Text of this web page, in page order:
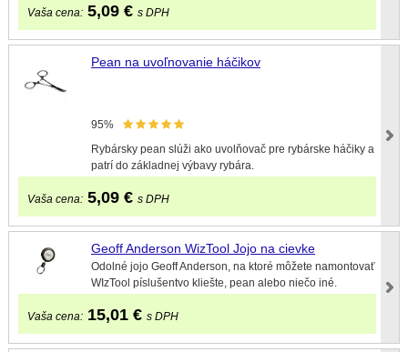
Vaša cena: 5,09 € s DPH
Pean na uvoľnovanie háčikov
95%
Rybársky pean slúži ako uvolňovač pre rybárske háčiky a
patrí do základnej výbavy rybára.
Vaša cena: 5,09 € s DPH
Geoff Anderson WizTool Jojo na cievke
Odolné jojo Geoff Anderson, na ktoré môžete namontovať
WIzTool píslušentvo kliešte, pean alebo niečo iné.
Vaša cena: 15,01 € s DPH